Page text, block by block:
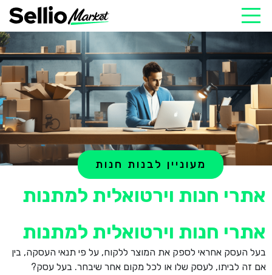
אתרי חנות וירטואלית למתנות
מעוניין לבנות חנות
אתרי חנות וירטואלית למתנות
בעל העסק אחראי לספק את המוצר ללקוח, על פי תנאי העסקה, בין
אם זה לביתו, לעסק שלו או לכל מקום אחר שיבחר. בעל עסק?